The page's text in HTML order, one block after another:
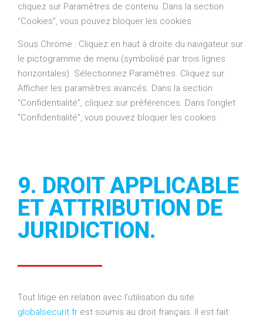
cliquez sur Paramètres de contenu. Dans la section
“Cookies”, vous pouvez bloquer les cookies.
Sous Chrome : Cliquez en haut à droite du navigateur sur
le pictogramme de menu (symbolisé par trois lignes
horizontales). Sélectionnez Paramètres. Cliquez sur
Afficher les paramètres avancés. Dans la section
“Confidentialité”, cliquez sur préférences. Dans l’onglet
“Confidentialité”, vous pouvez bloquer les cookies.
9. DROIT APPLICABLE
ET ATTRIBUTION DE
JURIDICTION.
Tout litige en relation avec l’utilisation du site
globalsecurit.fr est soumis au droit français. Il est fait